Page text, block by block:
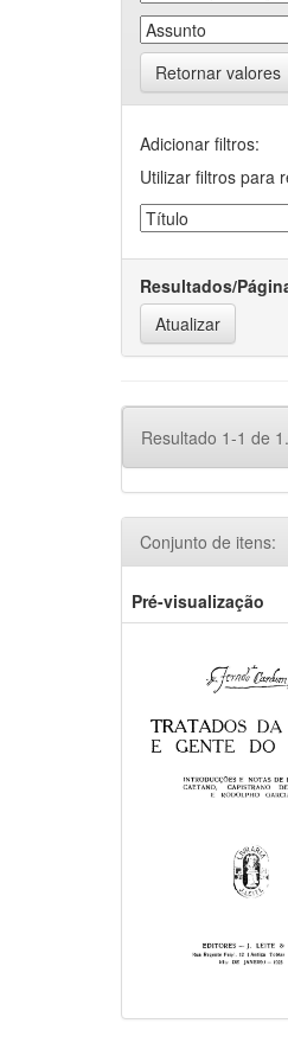
Retornar valores
Adicionar filtros:
Utilizar filtros para
Resultados/
Resultado 1-1 de 1.
Conjunto de itens:
Pré-visualização